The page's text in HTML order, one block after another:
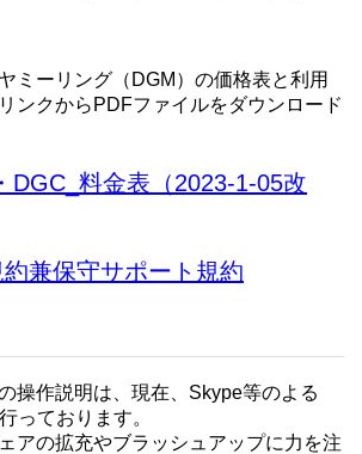
ミーリング（DGM）の価格表と利用
ンクからPDFファイルをダウンロード
DGC_料金表（2023-1-05改
兼保守サポート規約
操作説明は、現在、Skype等のよる
っております。
アの拡充やブラッシュアップに力を注